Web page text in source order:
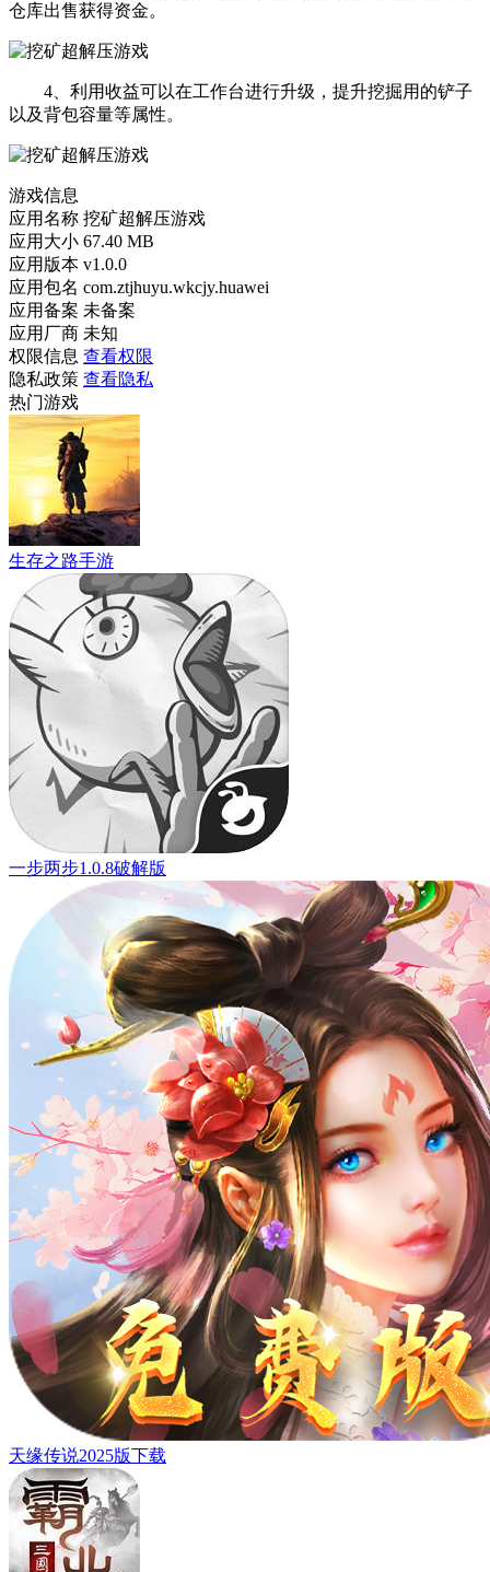
仓库出售获得资金。
4、利用收益可以在工作台进行升级，提升挖掘用的铲子
以及背包容量等属性。
游戏信息
应用名称 挖矿超解压游戏
应用大小 67.40 MB
应用版本 v1.0.0
应用包名 com.ztjhuyu.wkcjy.huawei
应用备案 未备案
应用厂商 未知
权限信息 查看权限
隐私政策 查看隐私
热门游戏
生存之路手游
一步两步1.0.8破解版
天缘传说2025版下载